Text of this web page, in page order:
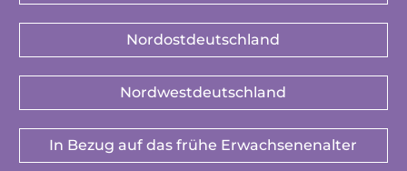
Nordostdeutschland
Nordwestdeutschland
In Bezug auf das frühe Erwachsenenalter